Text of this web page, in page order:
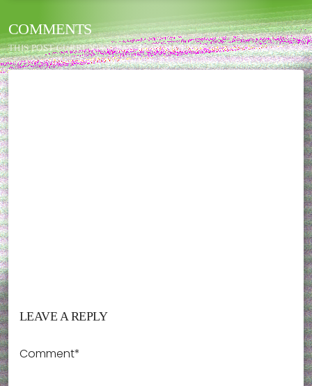
COMMENTS
THIS POST CURRENTLY HAS NO COMMENTS.
LEAVE A REPLY
Comment*